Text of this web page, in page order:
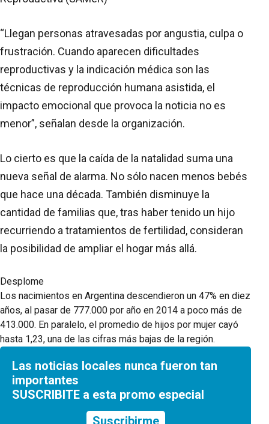
“Llegan personas atravesadas por angustia, culpa o
frustración. Cuando aparecen dificultades
reproductivas y la indicación médica son las
técnicas de reproducción humana asistida, el
impacto emocional que provoca la noticia no es
menor”, señalan desde la organización.
Lo cierto es que la caída de la natalidad suma una
nueva señal de alarma. No sólo nacen menos bebés
que hace una década. También disminuye la
cantidad de familias que, tras haber tenido un hijo
recurriendo a tratamientos de fertilidad, consideran
la posibilidad de ampliar el hogar más allá.
Desplome
Los nacimientos en Argentina descendieron un 47% en diez
años, al pasar de 777.000 por año en 2014 a poco más de
413.000. En paralelo, el promedio de hijos por mujer cayó
hasta 1,23, una de las cifras más bajas de la región.
Las noticias locales nunca fueron tan
importantes
SUSCRIBITE a esta promo especial
Suscribirme